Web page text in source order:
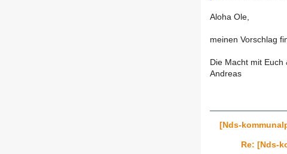
Aloha Ole,
meinen Vorschlag
Die Macht mit Euch
Andreas
[Nds-
Re: [Nds-